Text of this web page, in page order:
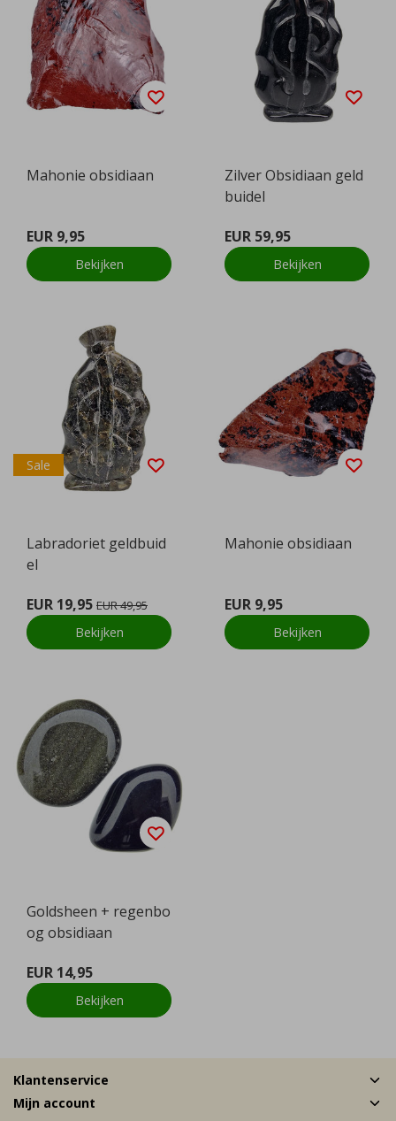
Mahonie obsidiaan
EUR 9,95
Bekijken
Zilver Obsidiaan geld
buidel
EUR 59,95
Bekijken
Sale
Labradoriet geldbuid
el
EUR 19,95 EUR 49,95
Bekijken
Mahonie obsidiaan
EUR 9,95
Bekijken
Goldsheen + regenbo
og obsidiaan
EUR 14,95
Bekijken
Klantenservice
Mijn account